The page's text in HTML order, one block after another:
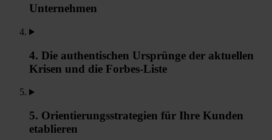
Unternehmen
4. Die authentischen Ursprünge der aktuellen
Krisen und die Forbes-Liste
5. Orientierungsstrategien für Ihre Kunden
etablieren